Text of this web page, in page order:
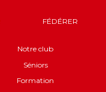
FÉDÉRER
Notre club
Séniors
Formation